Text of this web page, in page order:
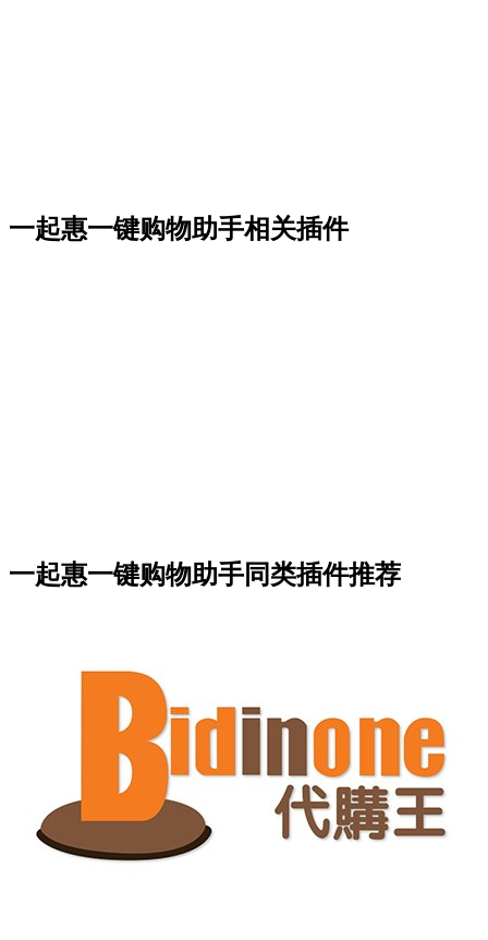
一起惠一键购物助手相关插件
一起惠一键购物助手同类插件推荐